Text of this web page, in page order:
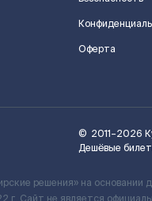
Оферта
© 2011–2026
Дешёвые
решения» на